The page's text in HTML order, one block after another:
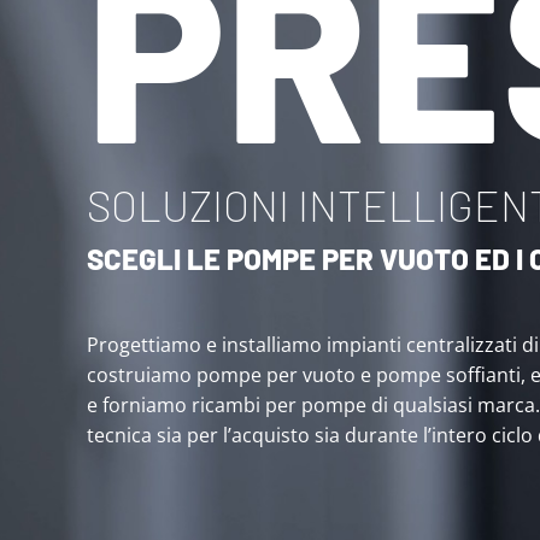
SOLUZIONI
SCEGLI LE POMPE PER VUOTO ED
Progettiamo e installiamo impianti centralizzati
costruiamo pompe per vuoto e pompe soffianti,
e forniamo ricambi per pompe di qualsiasi
tecnica sia per l’acquisto sia durante l’intero